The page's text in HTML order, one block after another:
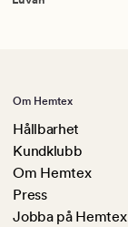
Om Hemtex
Hållbarhet
Kundklubb
Om Hemtex
Press
Jobba på Hemtex